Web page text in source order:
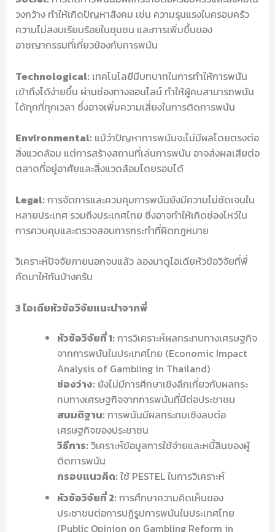
วงกว้าง ทำให้เกิดปัญหาสังคม เช่น ความรุนแรงในครอบครัว
ความไม่สงบเรียบร้อยในชุมชน และการเพิ่มขึ้นของ
อาชญากรรมที่เกี่ยวข้องกับการพนัน
Technological: เทคโนโลยีมีบทบาทในการทำให้การพนัน
เข้าถึงได้ง่ายขึ้น ผ่านช่องทางออนไลน์ ทำให้ผู้คนสามารถพนัน
ได้ทุกที่ทุกเวลา ซึ่งอาจเพิ่มความเสี่ยงในการติดการพนัน
Environmental: แม้ว่าปัญหาการพนันจะไม่มีผลโดยตรงต่อ
สิ่งแวดล้อม แต่การสร้างสถานที่เล่นการพนัน อาจส่งผลเสียต่อ
ตลาดที่อยู่อาศัยและสิ่งแวดล้อมโดยรอบได้
Legal: การจัดการและควบคุมการพนันยังมีความไม่ชัดเจนใน
หลายประเทศ รวมถึงประเทศไทย ซึ่งอาจทำให้เกิดช่องโหว่ใน
การควบคุมและตรวจสอบการกระทำที่ผิดกฎหมาย
วิเคราะห์ปัจจัยภายนอกจบแล้ว ลองมาดูไอเดียหัวข้อวิจัยที่พี่
คัดมาให้กันบ้างครับ
3 ไอเดียหัวข้อวิจัยแนะนำจากพี่
หัวข้อวิจัยที่ 1: การวิเคราะห์ผลกระทบทางเศรษฐกิจ
จากการพนันในประเทศไทย (Economic Impact
Analysis of Gambling in Thailand)
ช่องว่าง: ยังไม่มีการศึกษาเชิงลึกเกี่ยวกับผลกระ
ทบทางเศรษฐกิจจากการพนันที่มีต่อประชาชน
สมมติฐาน: การพนันมีผลกระทบเชิงลบต่อ
เศรษฐกิจของประชาชน
วิธีการ: วิเคราะห์ข้อมูลการใช้จ่ายและหนี้สินของผู้
ติดการพนัน
กรอบแนวคิด: ใช้ PESTEL ในการวิเคราะห์
หัวข้อวิจัยที่ 2: การศึกษาความคิดเห็นของ
ประชาชนต่อการปฏิรูปการพนันในประเทศไทย
(Public Opinion on Gambling Reform in